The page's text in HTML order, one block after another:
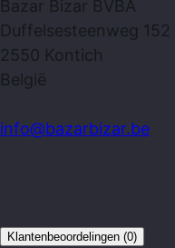
Bazar Bizar BVBA
Duffelsesteenweg 152
2550 Kontich
België
info@bazarbizar.be
Klantenbeoordelingen (0)